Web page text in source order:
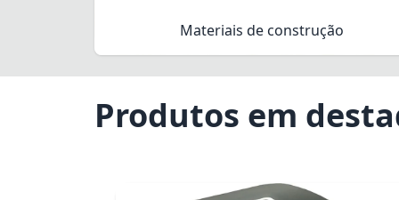
Materiais de construção
Produtos em